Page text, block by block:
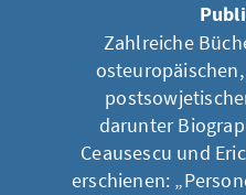
Zahlreiche
darunter
Ceausescu und
erschienen: